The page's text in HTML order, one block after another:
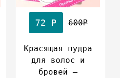
72 Р 600Р
Красящая пудра
для волос и
бровей —